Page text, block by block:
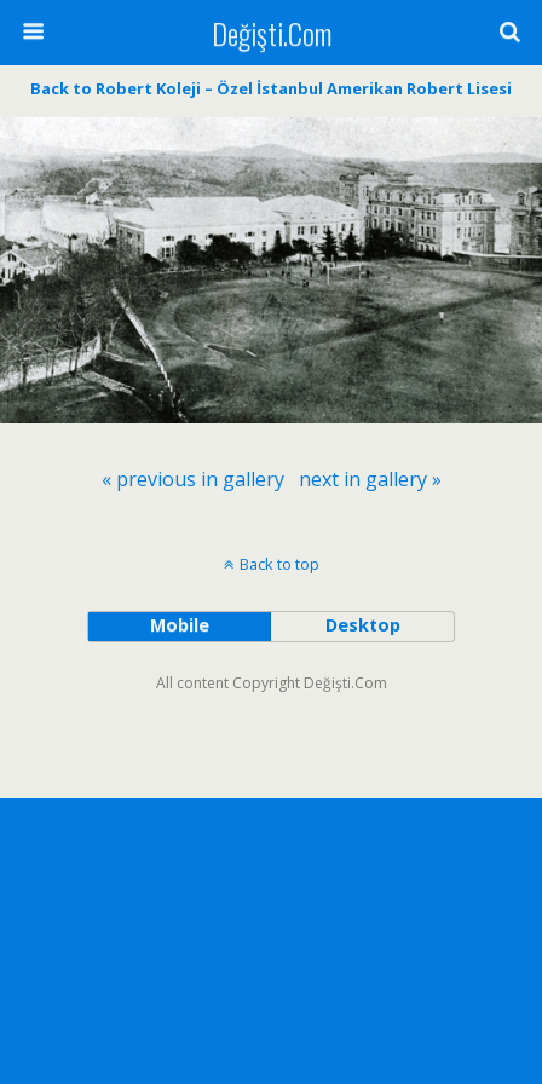
Değişti.Com
Back to Robert Koleji – Özel İstanbul Amerikan Robert Lisesi
« previous in gallery next in gallery »
Back to top
Mobile Desktop
All content Copyright Değişti.Com